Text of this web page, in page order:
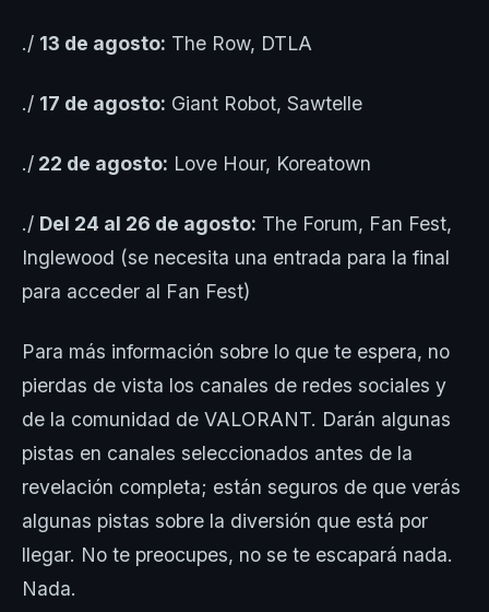
./ 13 de agosto: The Row, DTLA
./ 17 de agosto: Giant Robot, Sawtelle
./ 22 de agosto: Love Hour, Koreatown
./ Del 24 al 26 de agosto: The Forum, Fan Fest,
Inglewood (se necesita una entrada para la final
para acceder al Fan Fest)
Para más información sobre lo que te espera, no
pierdas de vista los canales de redes sociales y
de la comunidad de VALORANT. Darán algunas
pistas en canales seleccionados antes de la
revelación completa; están seguros de que verás
algunas pistas sobre la diversión que está por
llegar. No te preocupes, no se te escapará nada.
Nada.